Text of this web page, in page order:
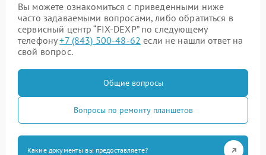
Вы можете ознакомиться с приведенными ниже
часто задаваемыми вопросами, либо обратиться в
сервисный центр “FIX-DEXP” по следующему
телефону+7 (843) 500-48-62 если не нашли ответ на
свой вопрос.
Общие вопросы
Вопросы по ремонту планшетов
Какие документы вы предоставляете?